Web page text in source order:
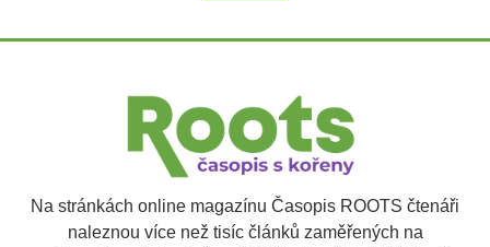
Na stránkách online magazínu Časopis ROOTS čtenáři
naleznou více než tisíc článků zaměřených na